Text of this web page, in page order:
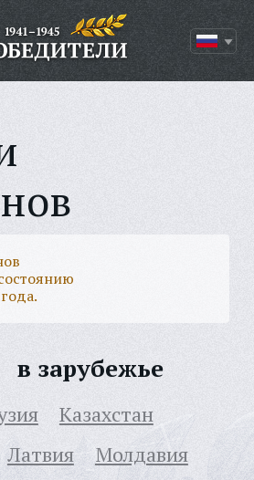
в зарубежье
Казахстан
Латвия
Молдавия